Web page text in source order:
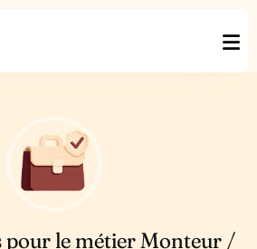
pour le métier Monteur /